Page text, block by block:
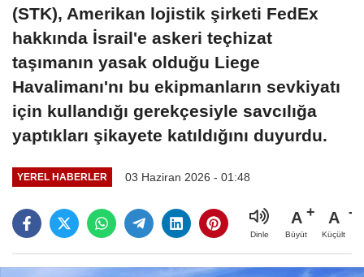
(STK), Amerikan lojistik şirketi FedEx
hakkında İsrail'e askeri teçhizat
taşımanın yasak olduğu Liege
Havalimanı'nı bu ekipmanların sevkiyatı
için kullandığı gerekçesiyle savcılığa
yaptıkları şikayete katıldığını duyurdu.
YEREL HABERLER 03 Haziran 2026 - 01:48
Dinle
A
Büyüt
A
Küçült